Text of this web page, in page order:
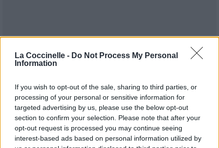
La Coccinelle - Do Not Process My Personal
Information
If you wish to opt-out of the sale, sharing to third parties, or
processing of your personal or sensitive information for
targeted advertising by us, please use the below opt-out
section to confirm your selection. Please note that after your
opt-out request is processed you may continue seeing
interest-based ads based on personal information utilized by
Publié parVisa 247834 5 5 7 le 12 février 2019 à